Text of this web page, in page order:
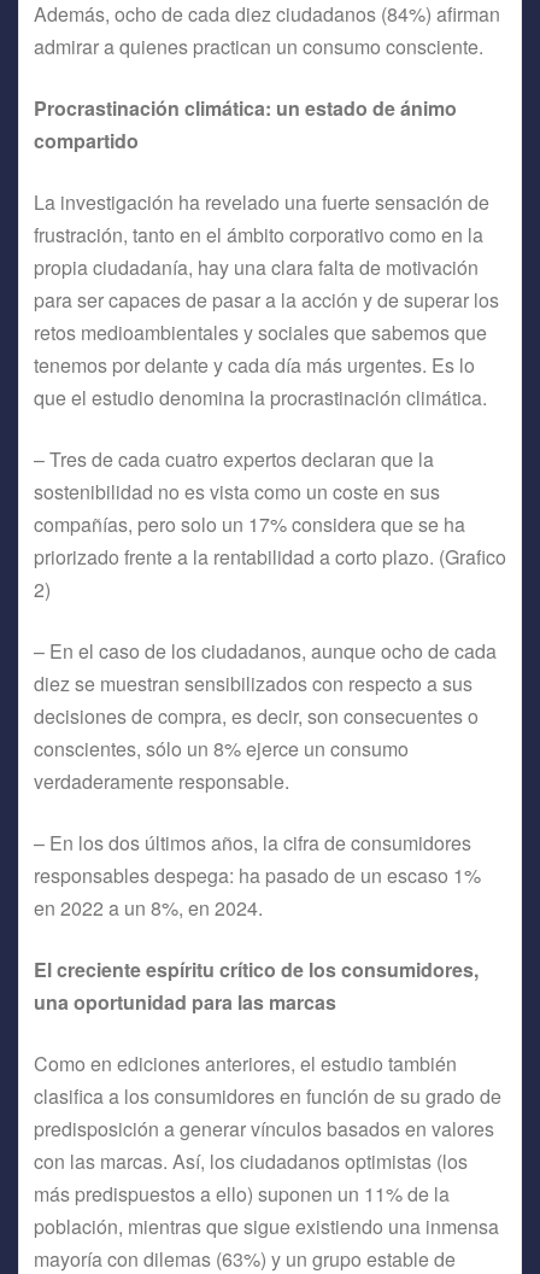
Además, ocho de cada diez ciudadanos (84%) afirman
admirar a quienes practican un consumo consciente.
Procrastinación climática: un estado de ánimo
compartido
La investigación ha revelado una fuerte sensación de
frustración, tanto en el ámbito corporativo como en la
propia ciudadanía, hay una clara falta de motivación
para ser capaces de pasar a la acción y de superar los
retos medioambientales y sociales que sabemos que
tenemos por delante y cada día más urgentes. Es lo
que el estudio denomina la procrastinación climática.
– Tres de cada cuatro expertos declaran que la
sostenibilidad no es vista como un coste en sus
compañías, pero solo un 17% considera que se ha
priorizado frente a la rentabilidad a corto plazo. (Grafico
2)
– En el caso de los ciudadanos, aunque ocho de cada
diez se muestran sensibilizados con respecto a sus
decisiones de compra, es decir, son consecuentes o
conscientes, sólo un 8% ejerce un consumo
verdaderamente responsable.
– En los dos últimos años, la cifra de consumidores
responsables despega: ha pasado de un escaso 1%
en 2022 a un 8%, en 2024.
El creciente espíritu crítico de los consumidores,
una oportunidad para las marcas
Como en ediciones anteriores, el estudio también
clasifica a los consumidores en función de su grado de
predisposición a generar vínculos basados en valores
con las marcas. Así, los ciudadanos optimistas (los
más predispuestos a ello) suponen un 11% de la
población, mientras que sigue existiendo una inmensa
mayoría con dilemas (63%) y un grupo estable de